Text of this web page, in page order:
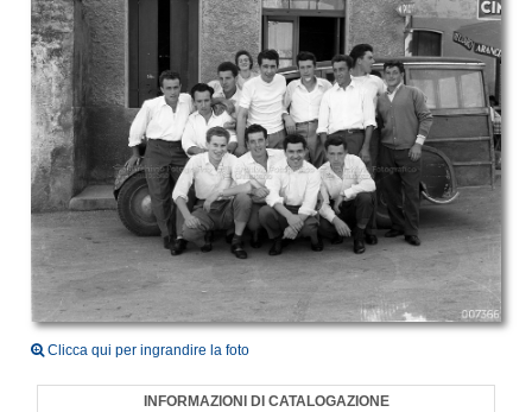
Clicca qui per ingrandire la foto
INFORMAZIONI DI CATALOGAZIONE